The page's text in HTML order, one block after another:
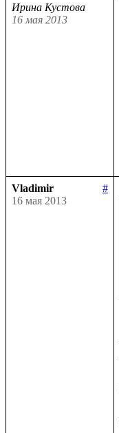
Ирина Кустова
16 мая 2013
Vladimir
#
16 мая 2013